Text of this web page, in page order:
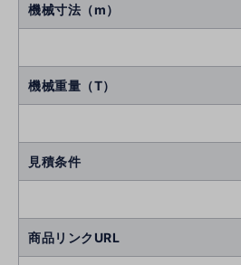
機械寸法（m）
機械重量（T）
見積条件
商品リンクURL